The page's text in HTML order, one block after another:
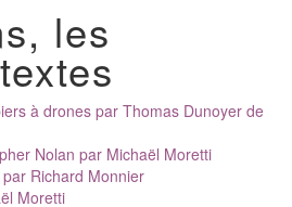
les
à drones par Thomas Dunoyer de
Nolan par Michaël Moretti
par Richard Monnier
Moretti